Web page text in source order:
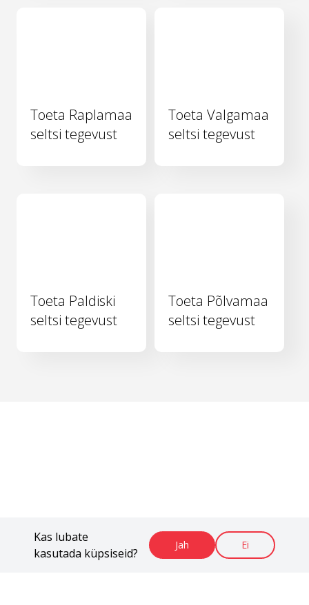
Kas lubate
kasutada küpsiseid?
Jah Ei
Toeta Raplamaa
seltsi tegevust
Toeta Valgamaa
seltsi tegevust
Toeta Paldiski
seltsi tegevust
Toeta Põlvamaa
seltsi tegevust